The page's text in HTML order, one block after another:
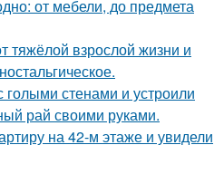
от мебели, до предмета
тяжёлой взрослой жизни и
голыми стенами и устроили
рай своими руками.
на 42-м этаже и увидели